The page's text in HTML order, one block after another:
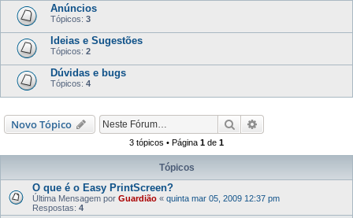
s
Anúncios
Tópicos: 3
Ideias e Sugestões
Tópicos: 2
Dúvidas e bugs
Tópicos: 4
Novo Tópico Pesquisar
3 tópicos • Página 1 de 1
Tópicos
O que é o Easy PrintScreen?
Última Mensagem por Guardião « quinta mar 05, 2009 12:37 pm
Respostas: 4